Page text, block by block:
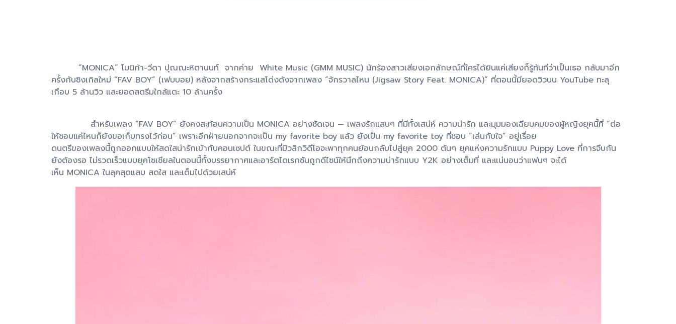
“MONICA” โมนิก้า-วีดา ปุณณะหิตานนท์ จากค่าย White Music (GMM MUSIC) นักร้องสาวเสียงเอกลักษณ์ที่ใครได้ยินแค่เสียงก็รู้ทันทีว่าเป็นเธอ กลับมาอีก
ครั้งกับซิงเกิลใหม่ “FAV BOY” (เฟบบอย) หลังจากสร้างกระแสโด่งดังจากเพลง “จักรวาลไหน (Jigsaw Story Feat. MONICA)” ที่ตอนนี้มียอดวิวบน YouTube ทะลุ
เกือบ 5 ล้านวิว และยอดสตรีมใกล้แตะ 10 ล้านครั้ง
สำหรับเพลง “FAV BOY” ยังคงสะท้อนความเป็น MONICA อย่างชัดเจน — เพลงรักแสบๆ ที่มีทั้งเสน่ห์ ความน่ารัก และมุมมองเฉียบคมของผู้หญิงยุคนี้ที่ “ต่อ
ให้ชอบแค่ไหนก็ยังขอเก็บทรงไว้ก่อน” เพราะอีกฝ่ายนอกจากจะเป็น my favorite boy แล้ว ยังเป็น my favorite toy ที่ชอบ “เล่นกับใจ” อยู่เรื่อย
ดนตรีของเพลงนี้ถูกออกแบบให้สดใสน่ารักเข้ากับคอนเซปต์ ในขณะที่มิวสิกวิดีโอจะพาทุกคนย้อนกลับไปสู่ยุค 2000 ต้นๆ ยุคแห่งความรักแบบ Puppy Love ที่การจีบกัน
ยังต้องรอ ไม่รวดเร็วแบบยุคโซเชียลในตอนนี้ทั้งบรรยากาศและอาร์ตไดเรกชันถูกดีไซน์ให้นึกถึงความน่ารักแบบ Y2K อย่างเต็มที่ และแน่นอนว่าแฟนๆ จะได้
เห็น MONICA ในลุคสุดแสบ สดใส และเต็มไปด้วยเสน่ห์